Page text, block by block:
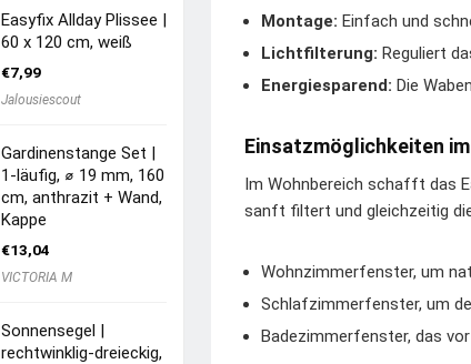
Montage: Einfach und
Lichtfilterung: Reguliert
Energiesparend: Die
Einsatzmöglichkeiten
Im Wohnbereich schafft das
sanft filtert und gleichzeitig
Wohnzimmerfenster, um
Schlafzimmerfenster, um
Badezimmerfenster, das
Easyfix Allday Plissee |
60 x 120 cm, weiß
€7,99
Jalousiescout
Gardinenstange Set |
1-läufig, ⌀ 19 mm, 160
cm, anthrazit + Wand,
Kappe
€13,04
VICTORIA M
Sonnensegel |
rechtwinklig-dreieckig,